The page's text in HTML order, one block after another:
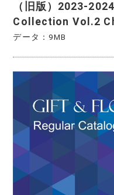
（旧版）2023-
Collection Vol.2
データ：9MB